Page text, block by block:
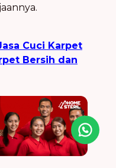
Cuci Karpet
Bersih dan
Icon